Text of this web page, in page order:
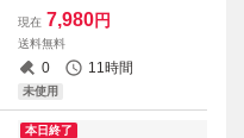
5cm 定価12430円 オリーブ/
ココナッツミルク WAFFLE
RACER スニーカー
現在 7,980円
送料無料
0 11時間
未使用
本日終了